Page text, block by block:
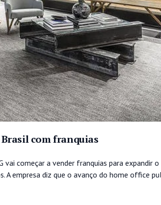
com franquias
vai começar a vender franquias para expandir
A empresa diz que o avanço do home office